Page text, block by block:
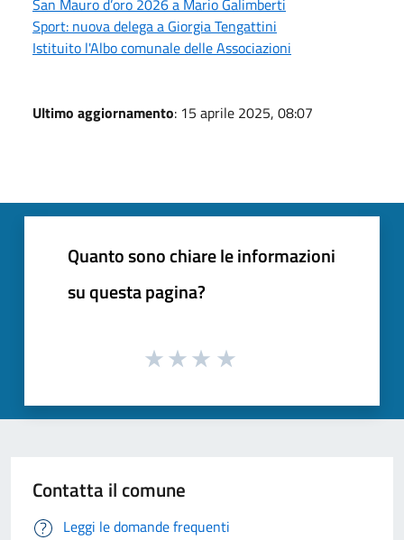
Sport: nuova delega a Giorgia Tengattini
Istituito l'Albo comunale delle Associazioni
Ultimo aggiornamento: 15 aprile 2025, 08:07
Quanto sono chiare le informazioni
su questa pagina?
Contatta il comune
Leggi le domande frequenti